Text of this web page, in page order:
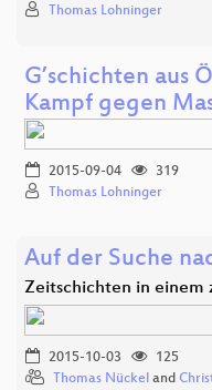
Thomas Lohninger
G’schichten aus
Kampf gegen
2015-09-04
319
Thomas Lohninger
Auf der Suche
Zeitschichten in einem
2015-10-03
125
Thomas Nückel and